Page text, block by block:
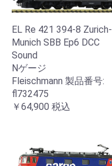
EL Re 421 394-8 Zurich-
Munich SBB Ep6 DCC
Sound
Nゲージ
Fleischmann 製品番号:
fl732475
￥64,900 税込